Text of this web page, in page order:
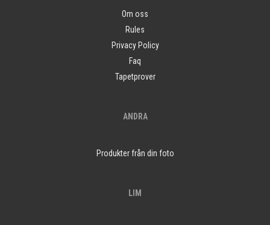
Om oss
Rules
Privacy Policy
Faq
Tapetprover
ANDRA
Produkter från din foto
LIM